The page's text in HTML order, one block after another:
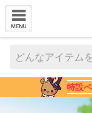
MENU
特設